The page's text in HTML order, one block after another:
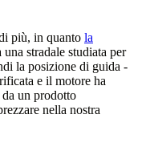
più, in quanto la
stradale studiata per
la posizione di guida -
e il motore ha
un prodotto
nella nostra